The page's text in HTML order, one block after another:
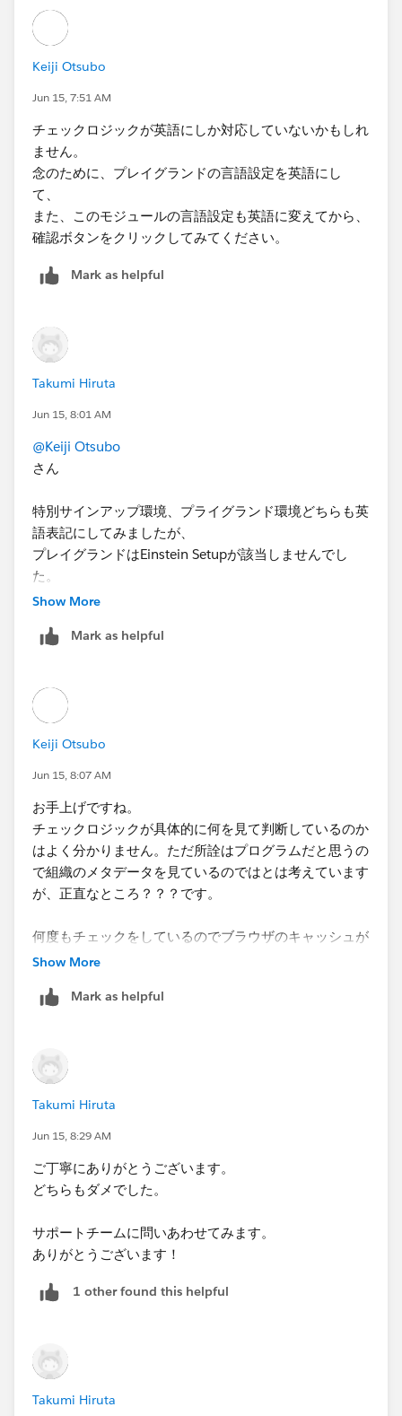
てこず
うまく完了ができません。
原因がわからずの状況です。。
Keiji Otsubo
Jun 15, 7:51 AM
チェックロジックが英語にしか対応していないかもしれ
ません。
念のために、プレイグランドの言語設定を英語にし
て、
また、このモジュールの言語設定も英語に変えてから、
確認ボタンをクリックしてみてください。
Mark as helpful
Takumi Hiruta
Jun 15, 8:01 AM
@Keiji Otsubo
さん
特別サインアップ環境、プライグランド環境どちらも英
語表記にしてみましたが、
プレイグランドはEinstein Setupが該当しませんでし
た。
Show More
Mark as helpful
Keiji Otsubo
Jun 15, 8:07 AM
お手上げですね。
チェックロジックが具体的に何を見て判断しているのか
はよく分かりません。ただ所詮はプログラムだと思うの
で組織のメタデータを見ているのではとは考えています
が、正直なところ？？？です。
何度もチェックをしているのでブラウザのキャッシュが
影響しているかもしれません。
が解消しない場合は、トレイルヘッドのサポートチーム
Show More
Mark as helpful
Takumi Hiruta
Jun 15, 8:29 AM
ご丁寧にありがとうございます。
どちらもダメでした。
サポートチームに問いあわせてみます。
ありがとうございます！
1 other found this helpful
Takumi Hiruta